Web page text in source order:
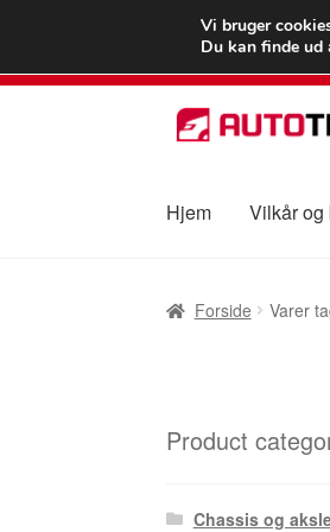
Spring
til
Spring
til
Hjem Vilkår og
Forside Varer
Product
Chassis og
Vi bruger
Du kan finde ud